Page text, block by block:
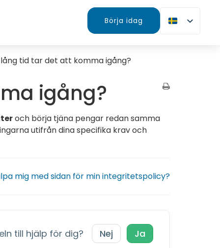
Börja idag
lång tid tar det att komma igång?
igång?
och börja tjäna pengar redan samma
utifrån dina specifika krav och
mig med sidan för min integritetspolicy?
till hjälp för dig? Nej Ja